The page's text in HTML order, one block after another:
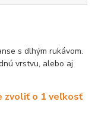
s dlhým rukávom.
vrstvu, alebo aj
zvoliť o 1 veľkosť